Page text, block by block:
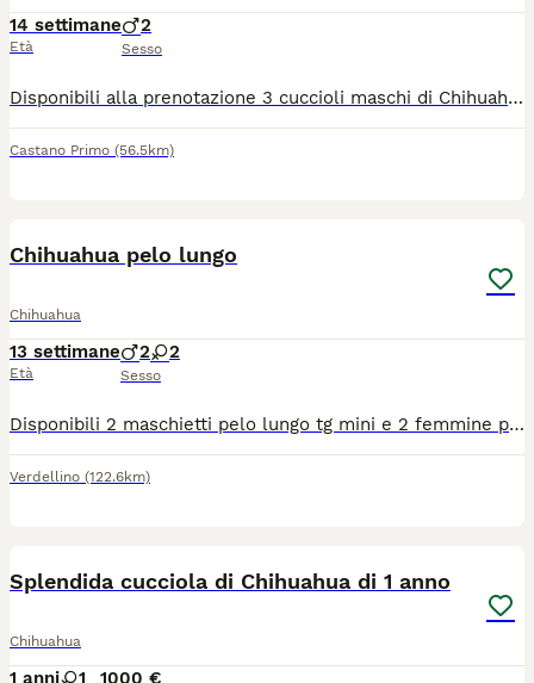
14 settimane
Età
2
Sesso
Disponibili alla prenotazione 3 cuccioli maschi di Chihuahua nati il 29/04/2026 da genitori di nostra proprietà, visibili. I cuccioli vengono cresciuti in ambiente familiare e saranno ceduti al compimento dei 70 giorni con: ? Pedigree ENCI ? Microchip ? Libretto sanitario ? Vaccinazioni eseguite ? Sverminazioni effettuate e annotate Colorazioni presenti in cucciolata: blue/lilac sable scuro con mascherina I cuccioli saranno visibili solo a persone realmente interessate e amanti della razza. Disponibili ulteriori foto e video in privato. Per informazioni contattare telefonicamente
Castano Primo (56.5km)
Chihuahua pelo lungo
Chihuahua
13 settimane
Età
2 2
Sesso
Disponibili 2 maschietti pelo lungo tg mini e 2 femmine pelo lungo tg toy verranno consegnati completi di ciclo vermifugo trattamento antiparassitario vaccino microchip certificato medico libretto sanitario iscrizione anagrafe canina passaggio di proprietà kit cucciolo genitori visibili abituati alla traversa e ben socializzati solo persone responsabili siamo in provincia di Bergamo solo contatti telefonici 3491350788
Verdellino (122.6km)
Splendida cucciola di Chihuahua di 1 anno
Chihuahua
1 anni 1 1000 €